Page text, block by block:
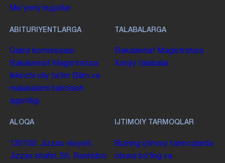
Me'yoriy hujjatlar
ABITURIYENTLARGA
Qabul komissiyasi
Bakalavriat Magistratura
Ikkinchi oliy taʼlim Bilim va
malakalarni baholash
agentligi
TALABALARGA
Bakalavriat Magistratura
Xorijiy talabalar
ALOQA
130100. Jizzax viloyati,
Jizzax shahri, Sh. Rashidov
IJTIMOIY TARMOQLAR
Bizning ijtimoiy tarmoqlarda
obuna boʻling va